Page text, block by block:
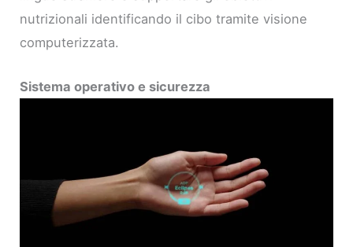
nutrizionali identificando il cibo tramite visione
computerizzata.
Sistema operativo e sicurezza